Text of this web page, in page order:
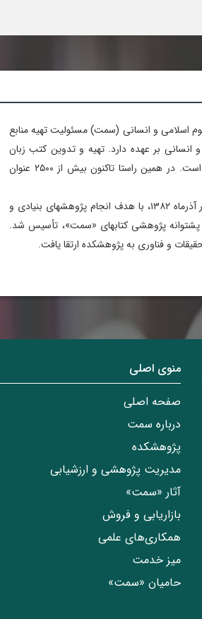
اسلامی و انسانی (سمت) مسئولیت تهیه منابع
انسانی بر عهده دارد. تهیه و تدوین کتب زبان
تخصصی کلیه رشته‌ها نیز از دیگر وظایف آن است. در همین راستا تاکنون بیش از ۲۵۰۰ عنوان
مرکز تحقیق و توسعه علوم انسانی «سمت» در آذرماه ۱۳۸۲، با هدف انجام پژوهشهای بنیادی و
پشتوانه پژوهشی کتابهای «سمت»، تأسیس شد.
منوی اصلی
صفحه اصلی
درباره سمت
پژوهشکده
مدیریت پژوهشی و ارزشیابی
آثار «سمت»
بازاریابی و فروش
همکاری‌های علمی
میز خدمت
حامیان «سمت»